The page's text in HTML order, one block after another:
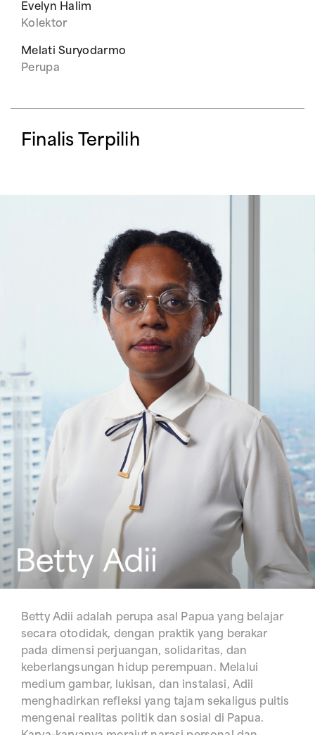
Evelyn Halim
Kolektor
Melati Suryodarmo
Perupa
Finalis Terpilih
Betty Adii adalah perupa asal Papua yang belajar
secara otodidak, dengan praktik yang berakar
pada dimensi perjuangan, solidaritas, dan
keberlangsungan hidup perempuan. Melalui
medium gambar, lukisan, dan instalasi, Adii
menghadirkan refleksi yang tajam sekaligus puitis
mengenai realitas politik dan sosial di Papua.